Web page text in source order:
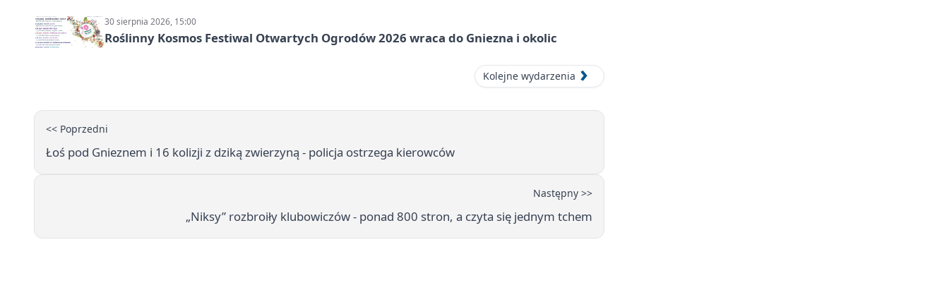
30 sierpnia 2026, 15:00
Roślinny Kosmos Festiwal Otwartych Ogrodów 2026 wraca do Gniezna i okolic
Kolejne wydarzenia
<< Poprzedni
Łoś pod Gnieznem i 16 kolizji z dziką zwierzyną - policja ostrzega kierowców
Następny >>
„Niksy” rozbroiły klubowiczów - ponad 800 stron, a czyta się jednym tchem